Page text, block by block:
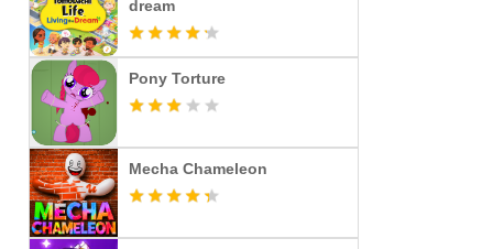
dream
Pony Torture
Mecha Chameleon